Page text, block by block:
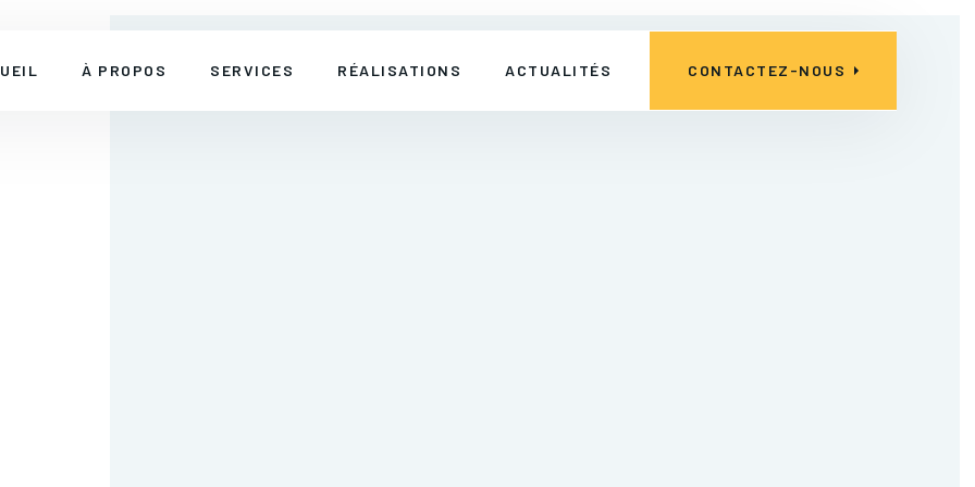
À PROPOS SERVICES RÉALISATIONS ACTUALITÉS CONTACTEZ-NOUS